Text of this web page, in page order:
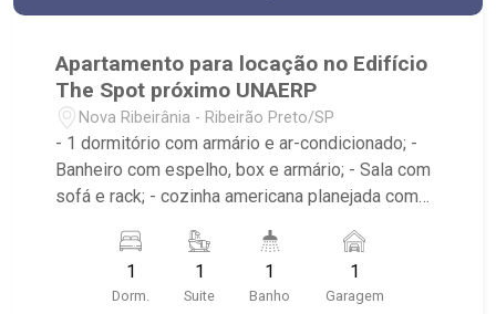
Apartamento para locação no Edifício
The Spot próximo UNAERP
Nova Ribeirânia - Ribeirão Preto/SP
- 1 dormitório com armário e ar-condicionado; -
Banheiro com espelho, box e armário; - Sala com
sofá e rack; - cozinha americana planejada com
portaria 24 horas, sala de estudos, biblioteca,
cozinha gourmet, lavanderia, piscina e
churrasqueira; - Próximo ao Estádio Santa Cruz -
1
Dorm.
1
Suite
1
Banho
1
Garagem